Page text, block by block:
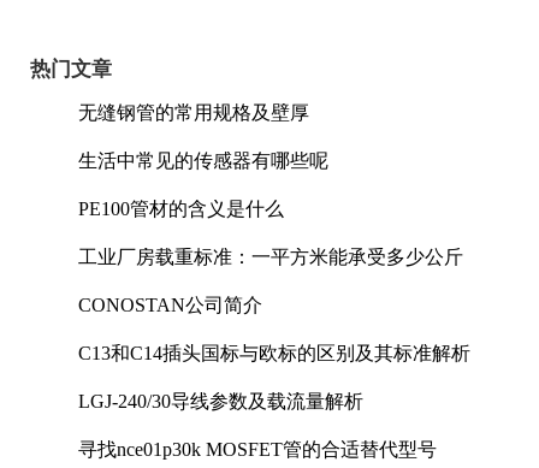
热门文章
无缝钢管的常用规格及壁厚
生活中常见的传感器有哪些呢
PE100管材的含义是什么
工业厂房载重标准：一平方米能承受多少公斤
CONOSTAN公司简介
C13和C14插头国标与欧标的区别及其标准解析
LGJ-240/30导线参数及载流量解析
寻找nce01p30k MOSFET管的合适替代型号